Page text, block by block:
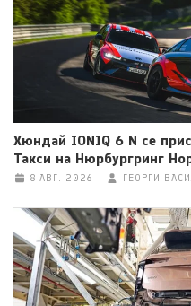
Хюндай IONIQ 6 N се
Такси на Нюрбургринг
8 АВГ. 2026 ГЕОРГИ